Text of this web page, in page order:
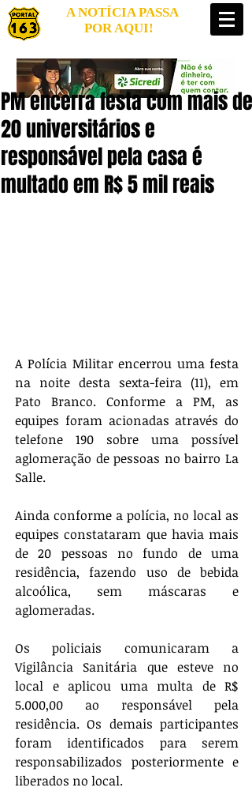
A NOTÍCIA PASSA
POR AQUI!
PM encerra festa com mais de
20 universitários e
responsável pela casa é
multado em R$ 5 mil reais
A Polícia Militar encerrou uma festa
na noite desta sexta-feira (11), em
Pato Branco. Conforme a PM, as
equipes foram acionadas através do
telefone 190 sobre uma possível
aglomeração de pessoas no bairro La
Salle.
Ainda conforme a polícia, no local as
equipes constataram que havia mais
de 20 pessoas no fundo de uma
residência, fazendo uso de bebida
alcoólica, sem máscaras e
aglomeradas.
Os policiais comunicaram a
Vigilância Sanitária que esteve no
local e aplicou uma multa de R$
5.000,00 ao responsável pela
residência. Os demais participantes
foram identificados para serem
responsabilizados posteriormente e
liberados no local.